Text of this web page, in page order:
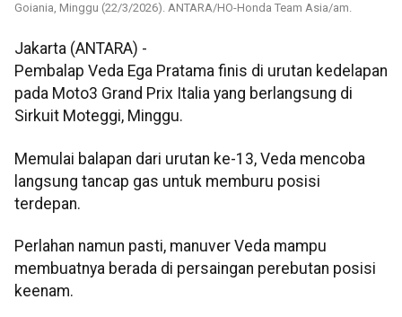
Goiania, Minggu (22/3/2026). ANTARA/HO-Honda Team Asia/am.
Jakarta (ANTARA) -
Pembalap Veda Ega Pratama finis di urutan kedelapan
pada Moto3 Grand Prix Italia yang berlangsung di
Sirkuit Moteggi, Minggu.
Memulai balapan dari urutan ke-13, Veda mencoba
langsung tancap gas untuk memburu posisi
terdepan.
Perlahan namun pasti, manuver Veda mampu
membuatnya berada di persaingan perebutan posisi
keenam.